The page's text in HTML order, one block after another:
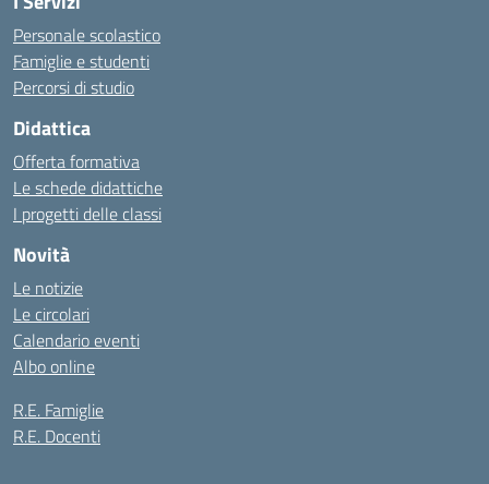
Personale scolastico
Famiglie e studenti
Percorsi di studio
Didattica
Offerta formativa
Le schede didattiche
I progetti delle classi
Novità
Le notizie
Le circolari
Calendario eventi
Albo online
R.E. Famiglie
R.E. Docenti